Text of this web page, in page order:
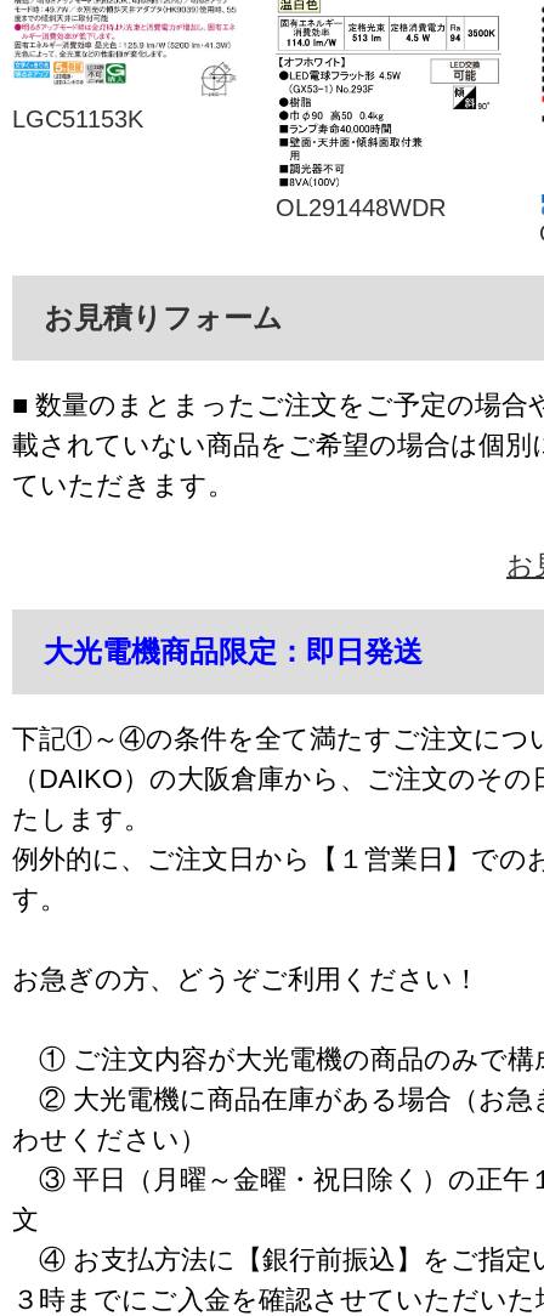
LGC51153K
OL291448WDR
お見積りフォーム
■ 数量のまとまったご注文をご予定の場合
載されていない商品をご希望の場合は個別
ていただきます。
お
大光電機商品限定：即日発送
下記①～④の条件を全て満たすご注文につ
（DAIKO）の大阪倉庫から、ご注文のそ
たします。
例外的に、ご注文日から【１営業日】での
す。
お急ぎの方、どうぞご利用ください！
① ご注文内容が大光電機の商品のみで構
② 大光電機に商品在庫がある場合（お急
わせください）
③ 平日（月曜～金曜・祝日除く）の正午
文
④ お支払方法に【銀行前振込】をご指定
３時までにご入金を確認させていただいた